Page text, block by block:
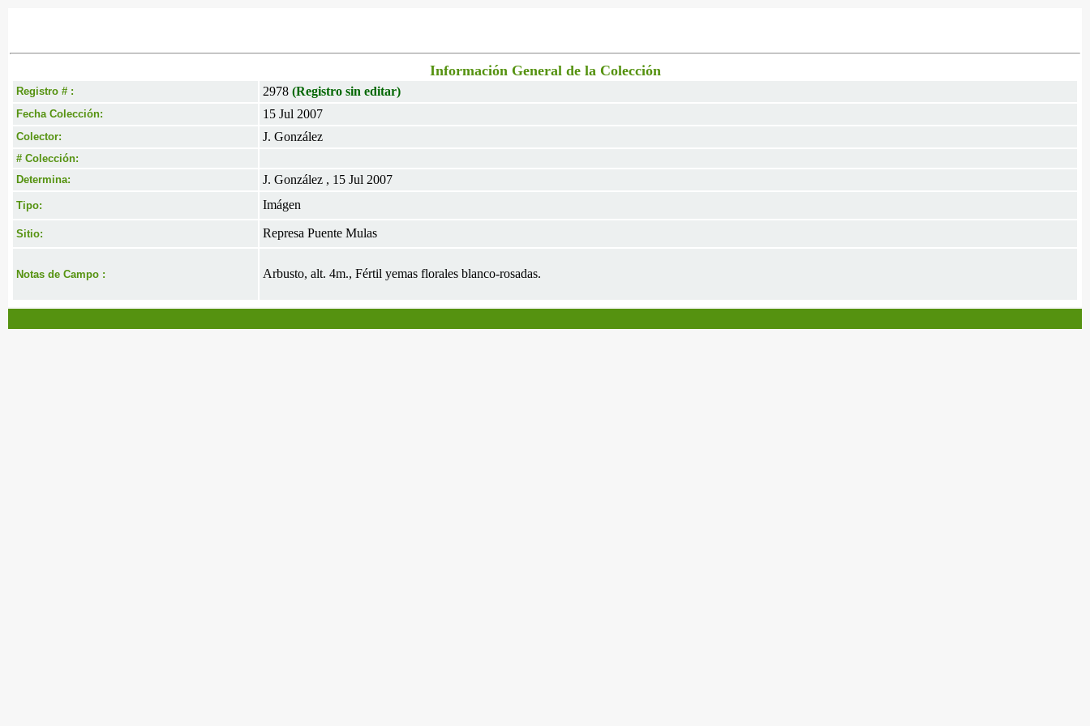
Información General de la Colección
Registro # : 2978 (Registro sin editar)
Fecha Colección: 15 Jul 2007
Colector: J. González
# Colección:
Determina:
J. González , 15 Jul 2007
Tipo: Imágen
Sitio: Represa Puente Mulas
Notas de Campo : Arbusto, alt. 4m., Fértil yemas florales blanco-rosadas.